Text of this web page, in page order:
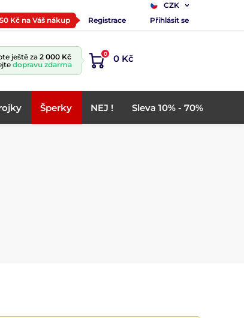
CZK
50 Kč na Váš nákup Registrace Přihlásit se
ještě za 2 000 Kč
dopravu zdarma
0 0 Kč
Šperky NEJ ! Sleva 10% - 70%